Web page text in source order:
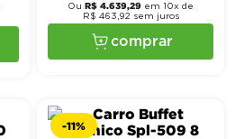
Ou R$ 4.639,29 em 10x de
R$ 463 ,92 sem juros
comprar
-11%